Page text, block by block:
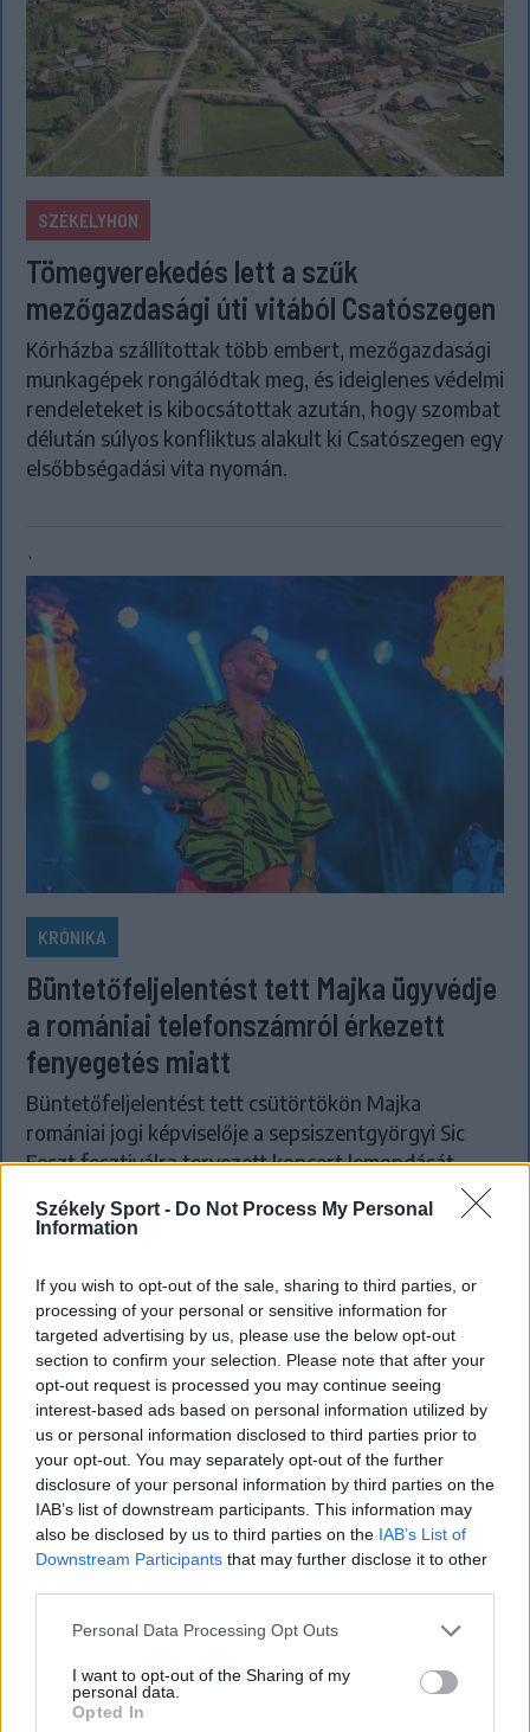
Székely Sport - Do Not Process My Personal
Information
If you wish to opt-out of the sale, sharing to third parties, or
processing of your personal or sensitive information for
targeted advertising by us, please use the below opt-out
section to confirm your selection. Please note that after your
opt-out request is processed you may continue seeing
interest-based ads based on personal information utilized by
us or personal information disclosed to third parties prior to
your opt-out. You may separately opt-out of the further
disclosure of your personal information by third parties on the
IAB’s list of downstream participants. This information may
also be disclosed by us to third parties on the IAB’s List of
Downstream Participants that may further disclose it to other
Personal Data Processing Opt Outs
I want to opt-out of the Sharing of my
personal data.
Opted In
SZÉKELYHON
Tömegverekedés lett a szűk
mezőgazdasági úti vitából Csatószegen
Kórházba szállítottak több embert, mezőgazdasági
munkagépek rongálódtak meg, és ideiglenes védelmi
rendeleteket is kibocsátottak azután, hogy szombat
délután súlyos konfliktus alakult ki Csatószegen egy
elsőbbségadási vita nyomán.
`
KRÓNIKA
Büntetőfeljelentést tett Majka ügyvédje
a romániai telefonszámról érkezett
fenyegetés miatt
Büntetőfeljelentést tett csütörtökön Majka
romániai jogi képviselője a sepsiszentgyörgyi Sic
Feszt fesztiválra tervezett koncert lemondását
KRÓNIKA
Meddig használható még a régi
személyi?
Sok román állampolgár még mindig az 1997-es